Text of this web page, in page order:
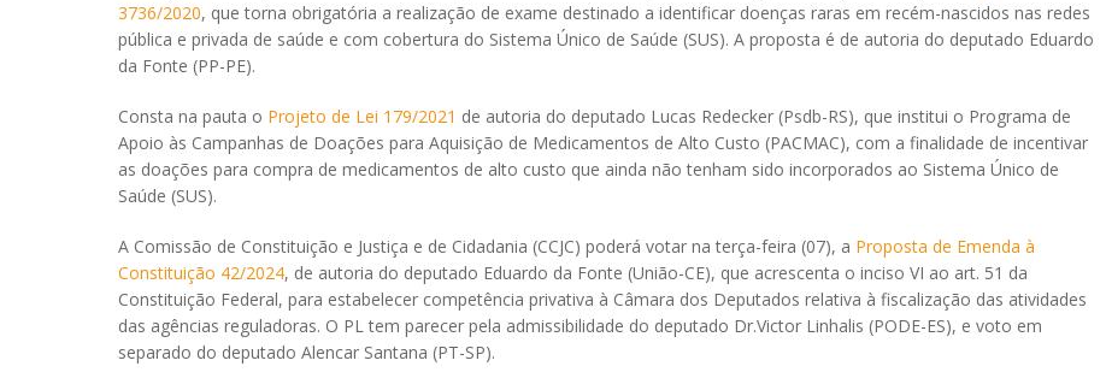
3736/2020, que torna obrigatória a realização de exame destinado a identificar doenças raras em recém-nascidos nas redes
pública e privada de saúde e com cobertura do Sistema Único de Saúde (SUS). A proposta é de autoria do deputado Eduardo
da Fonte (PP-PE).
Consta na pauta o Projeto de Lei 179/2021 de autoria do deputado Lucas Redecker (Psdb-RS), que institui o Programa de
Apoio às Campanhas de Doações para Aquisição de Medicamentos de Alto Custo (PACMAC), com a finalidade de incentivar
as doações para compra de medicamentos de alto custo que ainda não tenham sido incorporados ao Sistema Único de
Saúde (SUS).
A Comissão de Constituição e Justiça e de Cidadania (CCJC) poderá votar na terça-feira (07), a Proposta de Emenda à
Constituição 42/2024, de autoria do deputado Eduardo da Fonte (União-CE), que acrescenta o inciso VI ao art. 51 da
Constituição Federal, para estabelecer competência privativa à Câmara dos Deputados relativa à fiscalização das atividades
das agências reguladoras. O PL tem parecer pela admissibilidade do deputado Dr.Victor Linhalis (PODE-ES), e voto em
separado do deputado Alencar Santana (PT-SP).